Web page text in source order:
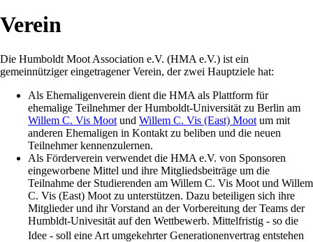
Verein
Die Humboldt Moot Association e.V. (HMA e.V.) ist ein
gemeinnütziger eingetragener Verein, der zwei Hauptziele hat:
Als Ehemaligenverein dient die HMA als Plattform für
ehemalige Teilnehmer der Humboldt-Universität zu Berlin am
Willem C. Vis Moot und Willem C. Vis (East) Moot um mit
anderen Ehemaligen in Kontakt zu beliben und die neuen
Teilnehmer kennenzulernen.
Als Förderverein verwendet die HMA e.V. von Sponsoren
eingeworbene Mittel und ihre Mitgliedsbeiträge um die
Teilnahme der Studierenden am Willem C. Vis Moot und Willem
C. Vis (East) Moot zu unterstützen. Dazu beteiligen sich ihre
Mitglieder und ihr Vorstand an der Vorbereitung der Teams der
Humbldt-Univesität auf den Wettbewerb. Mittelfristig - so die
Idee - soll eine Art umgekehrter Generationenvertrag entstehen